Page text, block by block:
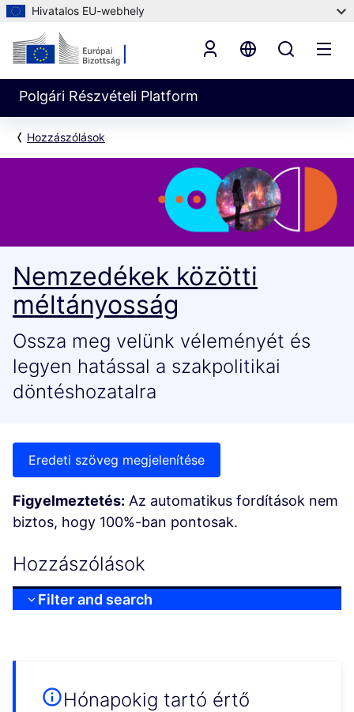
Hivatalos EU-webhely
Polgári Részvételi Platform
Hozzászólások
Nemzedékek közötti
méltányosság
Ossza meg velünk véleményét és
legyen hatással a szakpolitikai
döntéshozatalra
Eredeti szöveg megjelenítése
Figyelmeztetés: Az automatikus fordítások nem
biztos, hogy 100%-ban pontosak.
Hozzászólások
Filter and search
Hónapokig tartó értő